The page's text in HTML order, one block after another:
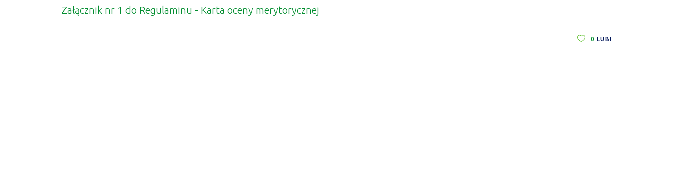
Załącznik nr 1 do Regulaminu - Karta oceny merytorycznej
0 LUBI